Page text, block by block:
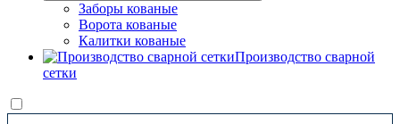
Заборы кованые
Ворота кованые
Калитки кованые
Производство сварной
сетки